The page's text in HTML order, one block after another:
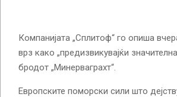
Компанијата „Сплитоф“ го опиша
врз како „предизвикувајќи
бродот „Минерваграхт“.
Европските поморски сили што